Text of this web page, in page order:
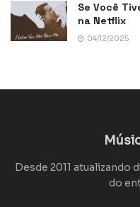
Se Você
na Netflix
04/12/2025
Desde 2011 atualizando
do